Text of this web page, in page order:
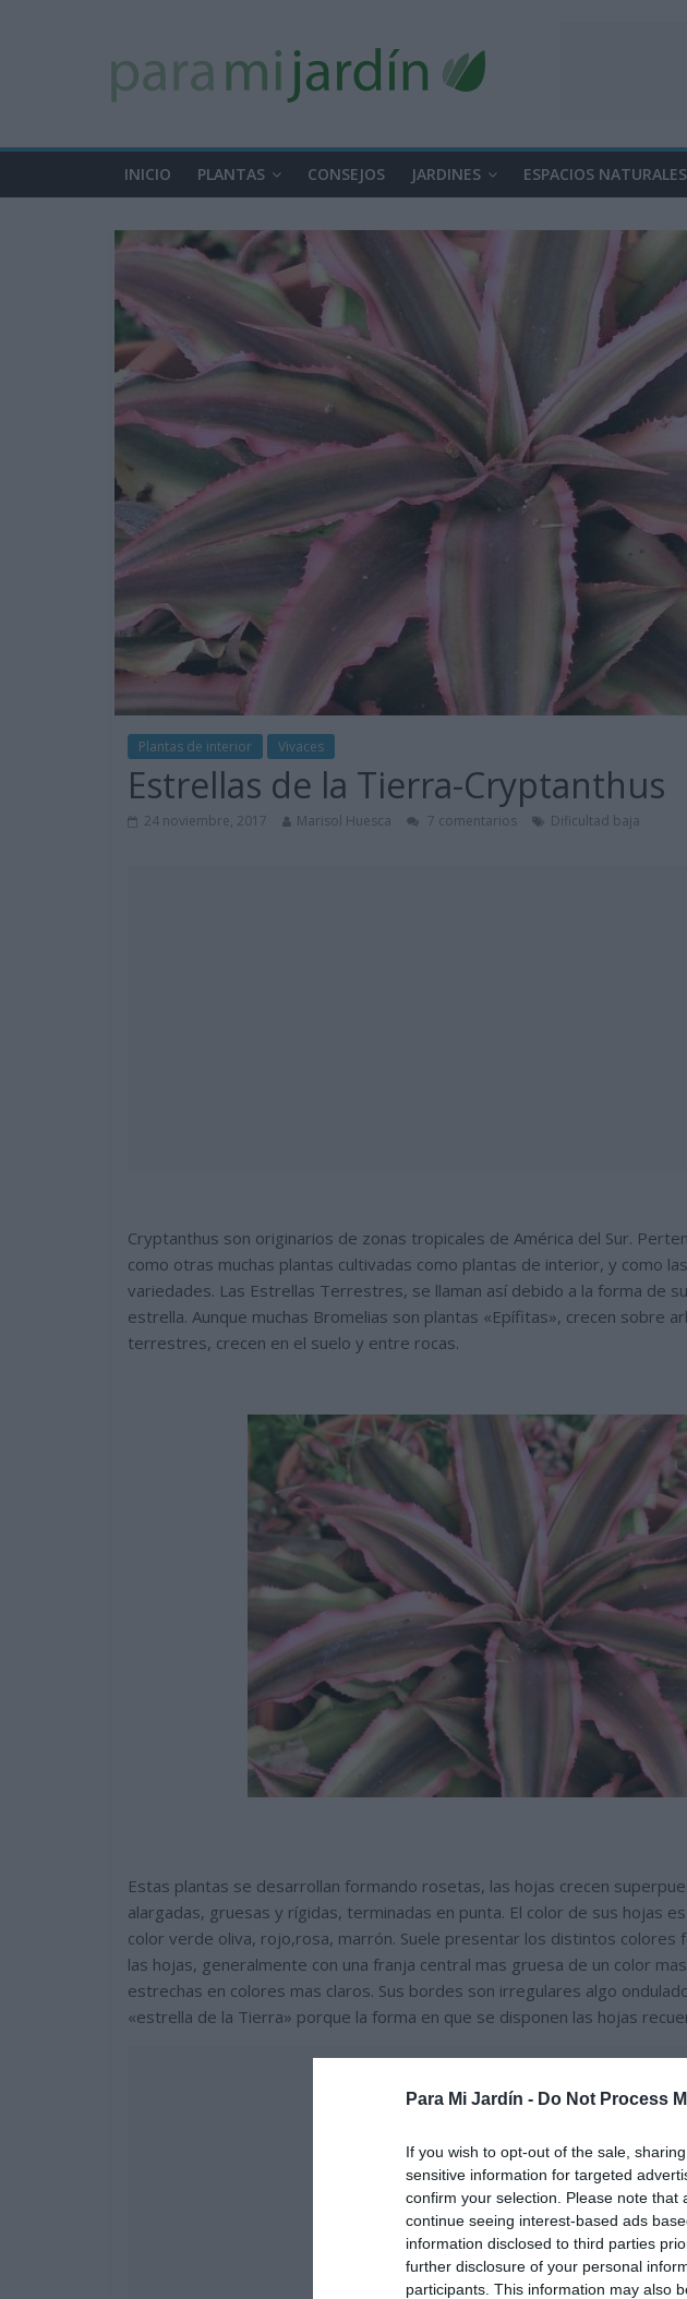
Para Mi Jardín - Do Not Process
If you wish to opt-out of the sale,
sensitive information for targeted
confirm your selection. Please note
continue seeing interest-based ads
information disclosed to third parties
further disclosure of your personal
participants. This information may also
INICIO PLANTAS CONSEJOS JARDINES ESPACIOS NATURALES
Plantas de interior Vivaces
Estrellas de la Tierra-Cryptanthus
24 noviembre, 2017 Marisol Huesca 7 comentarios Dificultad baja
Cryptanthus son originarios de zonas tropicales de América del Sur.
como otras muchas plantas cultivadas como plantas de interior, y como
variedades. Las Estrellas Terrestres, se llaman así debido a la forma de
estrella. Aunque muchas Bromelias son plantas «Epífitas», crecen sobre
terrestres, crecen en el suelo y entre rocas.
Estas plantas se desarrollan formando rosetas, las hojas crecen
alargadas, gruesas y rígidas, terminadas en punta. El color de sus hojas
color verde oliva, rojo,rosa, marrón. Suele presentar los distintos colores
las hojas, generalmente con una franja central mas gruesa de un color
estrechas en colores mas claros. Sus bordes son irregulares algo
«estrella de la Tierra» porque la forma en que se disponen las hojas